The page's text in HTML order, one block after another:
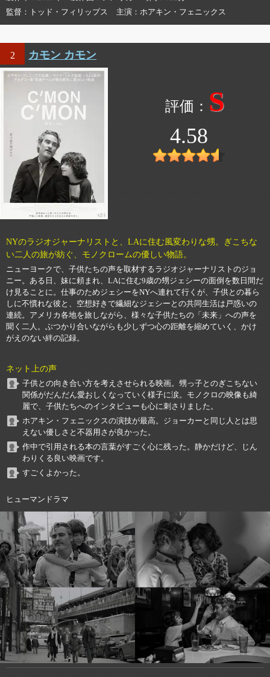
監督
トッド・フィリップス 主演 ホアキン・フェニックス
2 カモン カモン
S
4.58
NYのラジオジャーナリストと、LAに住む風変わりな甥。ぎこちな
い二人の旅が紡ぐ、モノクロームの優しい物語。
ニューヨークで、子供たちの声を取材するラジオジャーナリストのジョ
ニー。ある日、妹に頼まれ、LAに住む9歳の甥ジェシーの面倒を数日間だ
け見ることに。仕事のためジェシーをNYへ連れて行くが、子供との暮ら
しに不慣れな彼と、空想好きで繊細なジェシーとの共同生活は戸惑いの
連続。アメリカ各地を旅しながら、様々な子供たちの「未来」への声を
聞く二人。ぶつかり合いながらも少しずつ心の距離を縮めていく、かけ
がえのない絆の記録。
ネット上の声
子供との向き合い方を考えさせられる映画。甥っ子とのぎこちない
関係がだんだん愛おしくなっていく様子に涙。モノクロの映像も綺
麗で、子供たちへのインタビューも心に刺さりました。
ホアキン・フェニックスの演技が最高。ジョーカーと同じ人とは思
えない優しさと不器用さが良かった。
作中で引用される本の言葉がすごく心に残った。静かだけど、じん
わりくる良い映画です。
すごくよかった。
ヒューマンドラマ